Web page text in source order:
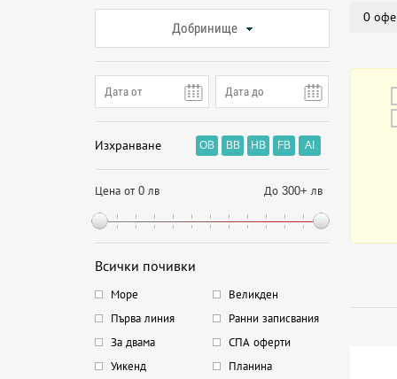
Добринище
Изхранване OB BB HB FB AI
Цена от 0 лв До 300+ лв
Всички почивки
Море
Великден
Първа линия
Ранни записвания
За двама
СПА оферти
Уикенд
Планина
0